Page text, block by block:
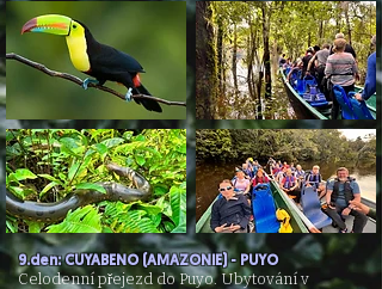
9.den: CUYABENO (AMAZONIE) - PUYO
Celodenní přejezd do Puyo. Ubytování v